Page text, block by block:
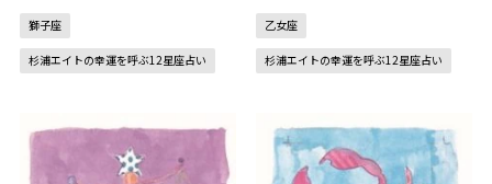
獅子座
杉浦エイトの幸運を呼ぶ12星座占い
乙女座
杉浦エイトの幸運を呼ぶ12星座占い